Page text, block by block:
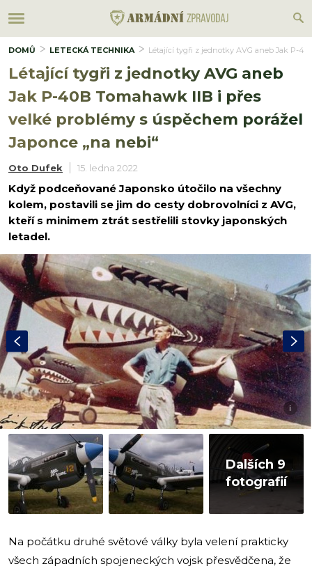
DOMŮ LETECKÁ TECHNIKA Létající tygři z jednotky AVG aneb Jak P-
Létající tygři z jednotky AVG aneb
Jak P-40B Tomahawk IIB i přes
velké problémy s úspěchem porážel
Japonce „na nebi“
Oto Dufek 15. ledna 2022
Když podceňované Japonsko útočilo na všechny
kolem, postavili se jim do cesty dobrovolníci z AVG,
kteří s minimem ztrát sestřelili stovky japonských
letadel.
i
Dalších 9
fotografií
Na počátku druhé světové války byla velení prakticky
všech západních spojeneckých vojsk přesvědčena, že